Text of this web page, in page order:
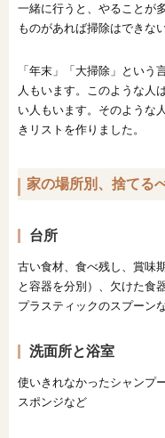
一緒に行うと、やることが
ものがあれば掃除はできな
「年末」「大掃除」という
人もいます。このような人
い人もいます。そのような
きリストを作りました。
家の場所別、捨てる
台所
古い食材、食べ残し、賞味
と容器を分別）、欠けた食
プラスティックのスプーン
洗面所と浴室
使いきれなかったシャンプ
スポンジなど